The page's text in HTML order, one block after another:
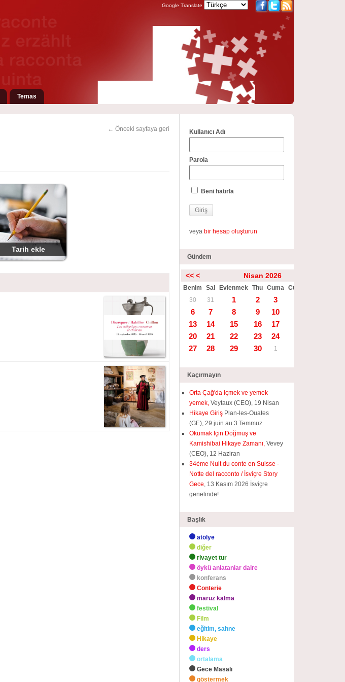
Google Translate
Temas
← Önceki sayfaya geri
Tarih ekle
Kullanıcı Adı
Parola
Beni hatırla
veya bir hesap oluşturun
Gündem
<< < Nisan 2026
Benim Sal Evlenmek Thu Cuma Cumartesi
30
31 1 2 3
6
7 8 9 10
13
14 15 16 17
20
21 22 23 24
27
28 29 30 1
Kaçırmayın
Orta Çağ'da içmek ve yemek
yemek, Veytaux (CEO), 19 Nisan
Hikaye Giriş Plan-les-Ouates
(GE), 29 juin au 3 Temmuz
Okumak İçin Doğmuş ve
Kamishibai Hikaye Zamanı, Vevey
(CEO), 12 Haziran
34ème Nuit du conte en Suisse -
Notte del racconto / İsviçre Story
Gece, 13 Kasım 2026 İsviçre
genelinde!
Başlık
atölye
diğer
rivayet tur
öykü anlatanlar daire
konferans
Conterie
maruz kalma
festival
Film
eğitim, sahne
Hikaye
ders
ortalama
Gece Masalı
göstermek